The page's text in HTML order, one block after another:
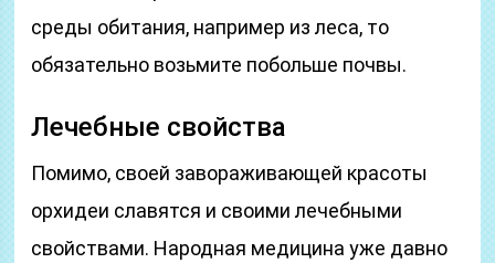
среды обитания, например из леса, то
обязательно возьмите побольше почвы.
Лечебные свойства
Помимо, своей завораживающей красоты
орхидеи славятся и своими лечебными
свойствами. Народная медицина уже давно